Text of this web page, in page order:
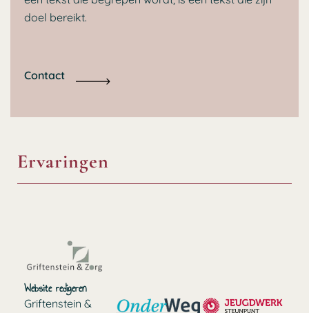
doel bereikt.​
Contact
Ervaringen
Website redigeren
Griftenstein &